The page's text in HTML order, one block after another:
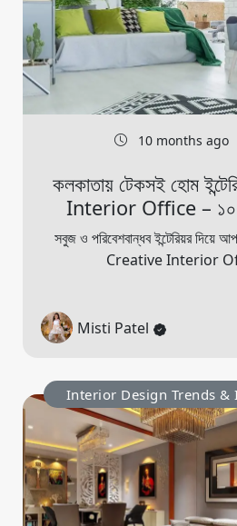
10 months ago
কলকাতায় টেকসই হোম
Interior Office –
সবুজ ও পরিবেশবান্ধব ইন্টেরিয়র দিয়ে
Creative Interior
Misti Patel
Interior Design Trends &